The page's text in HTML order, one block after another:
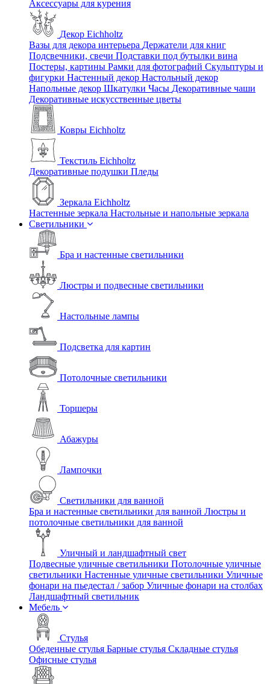
Аксессуары для курения
Декор Eichholtz
Вазы для декора интерьера Держатели для книг
Подсвечники, свечи Подставки под бутылки вина
Постеры, картины Рамки для фотографий Скульптуры и
фигурки Настенный декор Настольный декор
Напольные декор Шкатулки Часы Декоративные чаши
Декоративные искусственные цветы
Ковры Eichholtz
Текстиль Eichholtz
Декоративные подушки Пледы
Зеркала Eichholtz
Настенные зеркала Настольные и напольные зеркала
Светильники
Бра и настенные светильники
Люстры и подвесные светильники
Настольные лампы
Подсветка для картин
Потолочные светильники
Торшеры
Абажуры
Лампочки
Светильники для ванной
Бра и настенные светильники для ванной Люстры и
потолочные светильники для ванной
Уличный и ландшафтный свет
Подвесные уличные светильники Потолочные уличные
светильники Настенные уличные светильники Уличные
фонари на пьедестал / забор Уличные фонари на столбах
Ландшафтный светильник
Мебель
Стулья
Обеденные стулья Барные стулья Складные стулья
Офисные стулья